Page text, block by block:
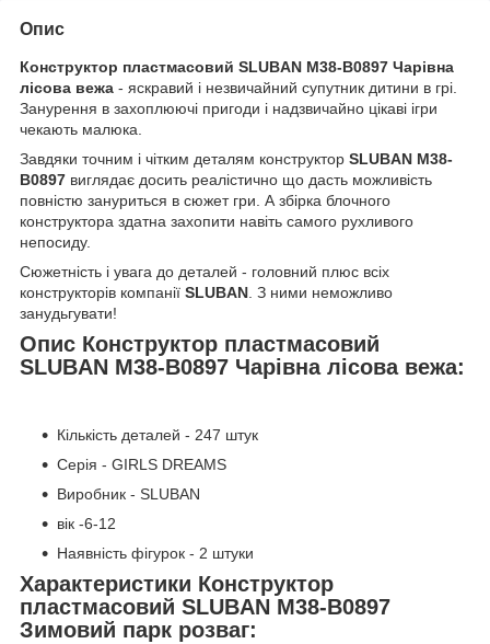
Опис
Конструктор пластмасовий SLUBAN M38-B0897 Чарівна
лісова вежа - яскравий і незвичайний супутник дитини в грі.
Занурення в захоплюючі пригоди і надзвичайно цікаві ігри
чекають малюка.
Завдяки точним і чітким деталям конструктор SLUBAN M38-
B0897 виглядає досить реалістично що дасть можливість
повністю зануриться в сюжет гри. А збірка блочного
конструктора здатна захопити навіть самого рухливого
непосиду.
Сюжетність і увага до деталей - головний плюс всіх
конструкторів компанії SLUBAN . З ними неможливо
занудьгувати!
Опис Конструктор пластмасовий
SLUBAN M38-B0897 Чарівна лісова вежа:
Кількість деталей - 247 штук
Серія - GIRLS DREAMS
Виробник - SLUBAN
вік -6-12
Наявність фігурок - 2 штуки
Характеристики Конструктор
пластмасовий SLUBAN M38-B0897
Зимовий парк розваг: